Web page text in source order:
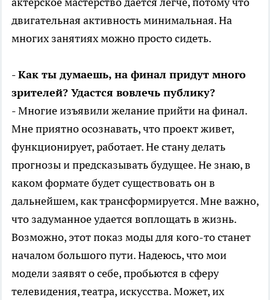
двигательная активность минимальная. На
многих занятиях можно просто сидеть.
- Как ты думаешь, на финал придут много
зрителей? Удастся вовлечь публику?
- Многие изъявили желание прийти на финал.
Мне приятно осознавать, что проект живет,
функционирует, работает. Не стану делать
прогнозы и предсказывать будущее. Не знаю, в
каком формате будет существовать он в
дальнейшем, как трансформируется. Мне важно,
что задуманное удается воплощать в жизнь.
Возможно, этот показ моды для кого-то станет
началом большого пути. Надеюсь, что мои
модели заявят о себе, пробьются в сферу
телевидения, театра, искусства. Может, их